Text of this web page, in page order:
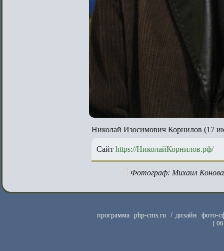
Николай Изосимович Корнилов (17
Сайт https://НиколайКорнилов.рф/
Фотограф: Михаил
программа php-cms.ru / дизайн
фото-
[